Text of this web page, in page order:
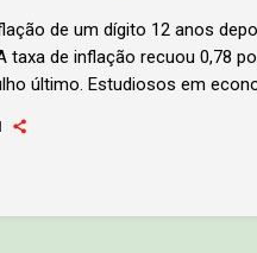
de um dígito 12 anos
taxa de inflação recuou 0,78
último. Estudiosos em